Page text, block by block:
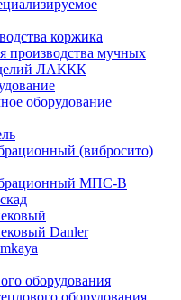
коржика
производства мучных
ЛАККК
оборудование
(вибросито)
МПС-В
Danler
оборудования
оборудования